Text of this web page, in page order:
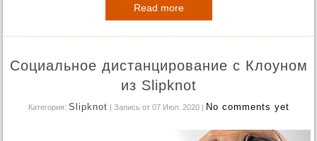
Read more
Социальное дистанцирование с Клоуном
из Slipknot
Категория: Slipknot | Запись от 07 Июл. 2020 | No comments yet